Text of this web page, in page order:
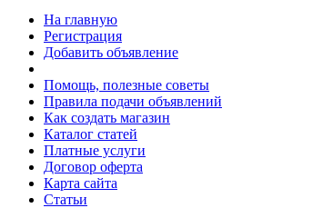
На главную
Регистрация
Добавить объявление
Помощь, полезные советы
Правила подачи объявлений
Как создать магазин
Каталог статей
Платные услуги
Договор оферта
Карта сайта
Статьи